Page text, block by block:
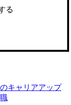
度転職活動を停
絞られてしまいま
時中断した後も
で結果として一番
。とても感謝して
収850万円にな
ら案件をリード
てベーシックなス
由にプロジェクト
転職をメインに考
さんは銀行からコ
るため、親近感を
労にも共感してい
く、またお人柄も
に支援していただ
ともあり一から
歴書の作成から面
る
キャリアアップ